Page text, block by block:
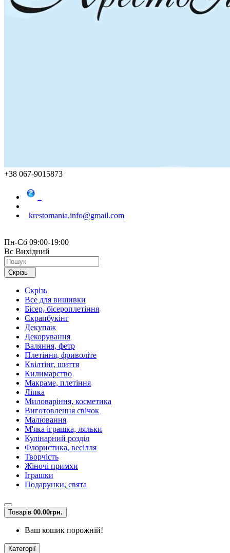
+38 067-9015873
krestomania.info@gmail.com
Пн-Сб 09:00-19:00
Вс Вихідний
Скрізь
Скрізь
Все для вишивки
Бісер, бісероплетіння
Скрапбукінг
Декупаж
Декорування
Валяння, фетр
Плетіння, фриволіте
Квілтінг, шиття
Килимарство
Макраме, плетіння
Ліпка
Миловаріння, косметика
Виготовлення свічок
Малювання
М'яка іграшка, ляльки
Кулінарний розділ
Флористика, весілля
Творчість
Жіночі примхи
Іграшки
Подарунки, свята
Товарів 00.00грн.
Ваш кошик порожній!
Категорії